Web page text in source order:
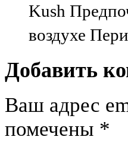
Kush
воздухе
Добавить
Ваш адрес
помечены *